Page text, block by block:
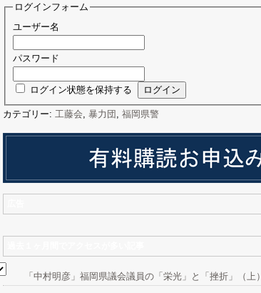
ログインフォーム
ユーザー名
パスワード
ログイン状態を保持する
カテゴリー: 工藤会 暴力団 福岡県警
「中村明彦」福岡県議会議員の「栄光」と「挫折」（上）